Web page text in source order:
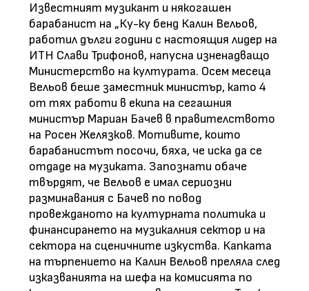
Известният музикант и някогашен
барабанист на „Ку-ку бенд Калин Вельов,
работил дълги години с настоящия лидер на
ИТН Слави Трифонов, напусна изненадващо
Министерство на културата. Осем месеца
Вельов беше заместник министър, като 4
от тях работи в екипа на сегашния
министър Мариан Бачев в правителството
на Росен Желязков. Мотивите, които
барабанистът посочи, бяха, че иска да се
отдаде на музиката. Запознати обаче
твърдят, че Вельов е имал сериозни
разминавания с Бачев по повод
провежданото на културната политика и
финансирането на музикалния сектор и на
сектора на сценичните изкуства. Капката
на търпението на Калин Вельов преляла след
изказванията на шефа на комисията по